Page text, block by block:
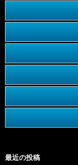
最近の投稿